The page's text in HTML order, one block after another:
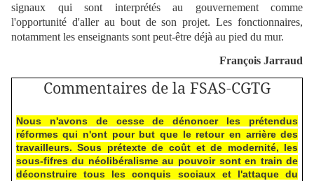
signaux qui sont interprétés au gouvernement comme
l'opportunité d'aller au bout de son projet. Les fonctionnaires,
notamment les enseignants sont peut-être déjà au pied du mur.
François Jarraud
Commentaires de la FSAS-CGTG
Nous n'avons de cesse de dénoncer les prétendus
réformes qui n'ont pour but que le retour en arrière des
travailleurs. Sous prétexte de coût et de modernité, les
sous-fifres du néolibéralisme au pouvoir sont en train de
déconstruire tous les conquis sociaux et l'attaque du